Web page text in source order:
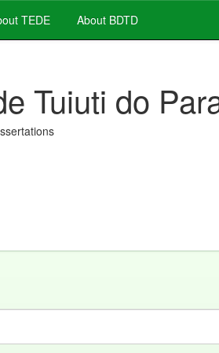
TEDE About BDTD
Tuiuti do